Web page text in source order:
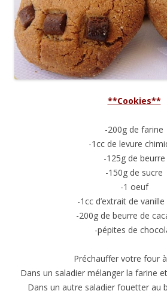
**Cookies**
-200g de farine
-1cc de levure
-125g de beurre
-150g de sucre
-1 oeuf
-1cc d’extrait de
-200g de beurre de
-pépites de
Préchauffer votre four à
Dans un saladier mélanger la farine
Dans un autre saladier fouetter au